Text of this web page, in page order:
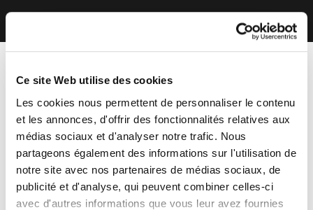
Ce site Web utilise des cookies
Les cookies nous permettent de personnaliser le contenu
et les annonces, d'offrir des fonctionnalités relatives aux
médias sociaux et d'analyser notre trafic. Nous
partageons également des informations sur l'utilisation de
notre site avec nos partenaires de médias sociaux, de
publicité et d'analyse, qui peuvent combiner celles-ci
avec d'autres informations que vous leur avez fournies